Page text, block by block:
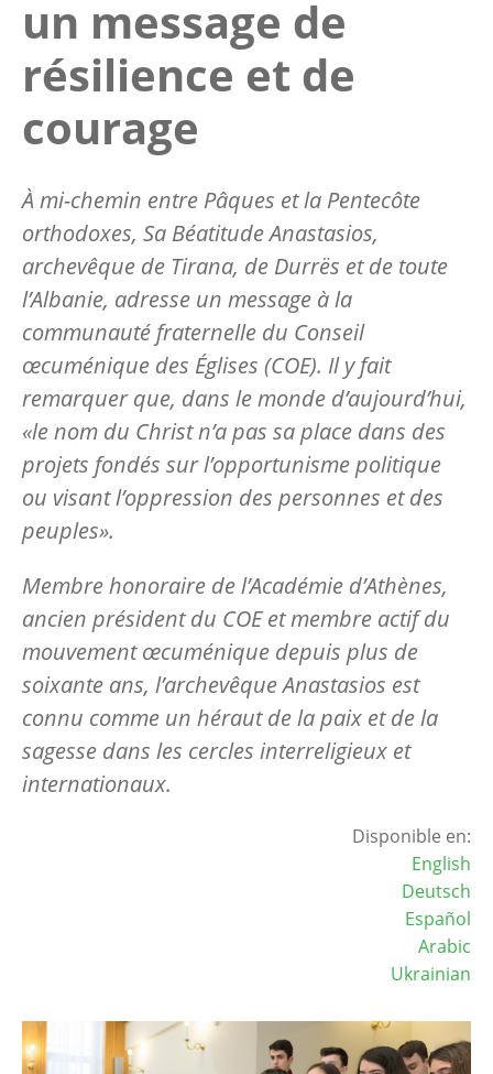
un message de
résilience et de
courage
À mi-chemin entre Pâques et la Pentecôte
orthodoxes, Sa Béatitude Anastasios,
archevêque de Tirana, de Durrës et de toute
l’Albanie, adresse un message à la
communauté fraternelle du Conseil
œcuménique des Églises (COE). Il y fait
remarquer que, dans le monde d’aujourd’hui,
«le nom du Christ n’a pas sa place dans des
projets fondés sur l’opportunisme politique
ou visant l’oppression des personnes et des
peuples».
Membre honoraire de l’Académie d’Athènes,
ancien président du COE et membre actif du
mouvement œcuménique depuis plus de
soixante ans, l’archevêque Anastasios est
connu comme un héraut de la paix et de la
sagesse dans les cercles interreligieux et
internationaux.
Disponible en:
English
Deutsch
Español
Arabic
Ukrainian
Image